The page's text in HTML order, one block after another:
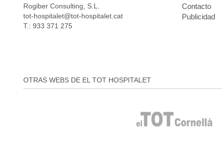
Rogiber Consulting, S.L.
tot-hospitalet@tot-hospitalet.cat
T.: 933 371 275
Contacto
Publicidad
OTRAS WEBS DE EL TOT HOSPITALET